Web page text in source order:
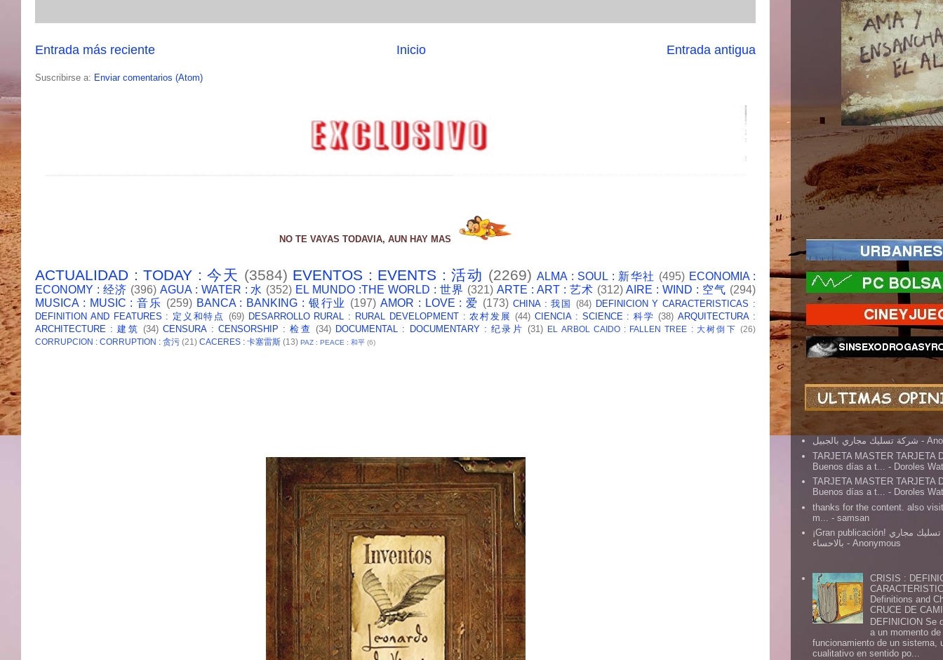
Entrada más reciente Entrada antigua
Inicio
Suscribirse a: Enviar comentarios (Atom)
NO TE VAYAS TODAVIA, AUN HAY MAS
ACTUALIDAD : TODAY : 今天 (3584) EVENTOS : EVENTS : 活动 (2269) ALMA : SOUL : 新华社 (495) ECONOMIA :
ECONOMY : 经济 (396) AGUA : WATER : 水 (352) EL MUNDO :THE WORLD : 世界 (321) ARTE : ART : 艺术 (312) AIRE : WIND : 空气 (294)
MUSICA : MUSIC : 音乐 (259) BANCA : BANKING : 银行业 (197) AMOR : LOVE : 爱 (173) CHINA : 我国 (84) DEFINICION Y CARACTERISTICAS :
DEFINITION AND FEATURES : 定义和特点 (69) DESARROLLO RURAL : RURAL DEVELOPMENT : 农村发展 (44) CIENCIA : SCIENCE : 科学 (38) ARQUITECTURA :
ARCHITECTURE : 建筑 (34) CENSURA : CENSORSHIP : 检查 (34) DOCUMENTAL : DOCUMENTARY : 纪录片 (31) EL ARBOL CAIDO : FALLEN TREE : 大树倒下 (26)
CORRUPCION : CORRUPTION : 贪污 (21) CACERES : 卡塞雷斯 (13) PAZ : PEACE : 和平 (6)
شركة تسليك مجاري بالجبيل -
TARJETA MASTER TARJETA
Buenos días a t...
- Doroles
TARJETA MASTER TARJETA
Buenos días a t... - Doroles
thanks for the content. also
m...
- samsan
¡Gran publicación! شركة تسليك مجاري
بالاحساء - Anonymous
CRISIS :
Definitions and
CRUCE DE
DEFINICION Se
a un momento
funcionamiento de un sistema,
cualitativo en sentido po...